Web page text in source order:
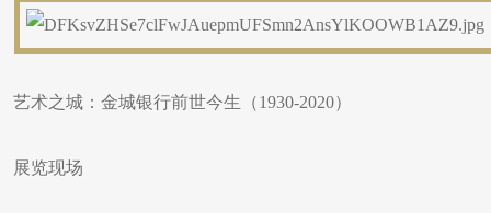
艺术之城：金城银行前世今生（1930-2020）
展览现场